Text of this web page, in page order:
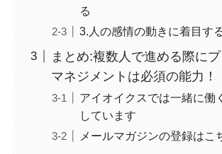
る
3.人の感情の動きに着目す
まとめ:複数人で進める際に
マネジメントは必須の能力！
アイオイクスでは一緒に働
しています
メールマガジンの登録はこ